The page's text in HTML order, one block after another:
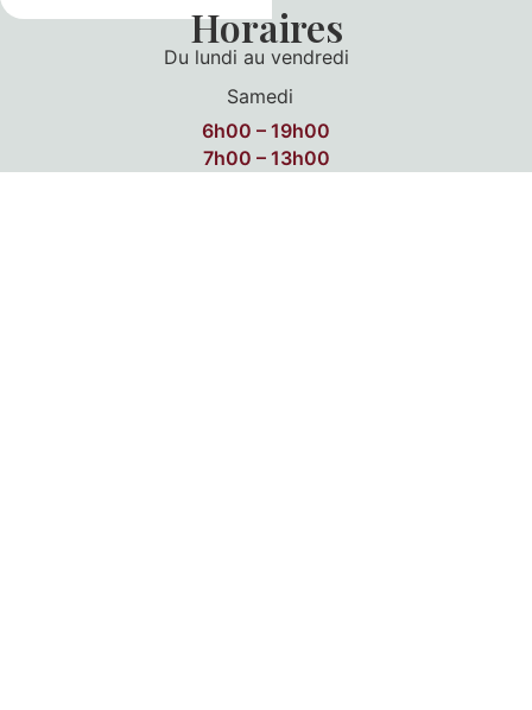
Horaires
Du lundi au vendredi
Samedi
6h00 – 19h00
7h00 – 13h00